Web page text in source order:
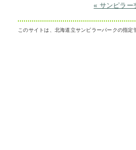
« サンピラー
このサイトは、北海道立サンピラーパークの指